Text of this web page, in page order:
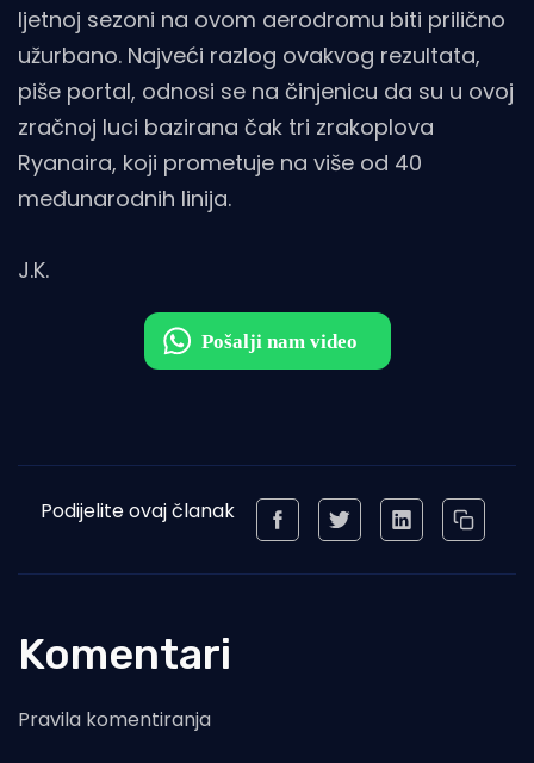
ljetnoj sezoni na ovom aerodromu biti prilično
užurbano. Najveći razlog ovakvog rezultata,
piše portal, odnosi se na činjenicu da su u ovoj
zračnoj luci bazirana čak tri zrakoplova
Ryanaira, koji prometuje na više od 40
međunarodnih linija.
J.K.
Podijelite ovaj članak
Komentari
Pravila komentiranja